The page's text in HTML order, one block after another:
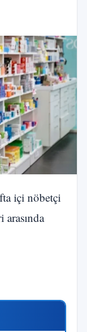
içi nöbetçi
arasında